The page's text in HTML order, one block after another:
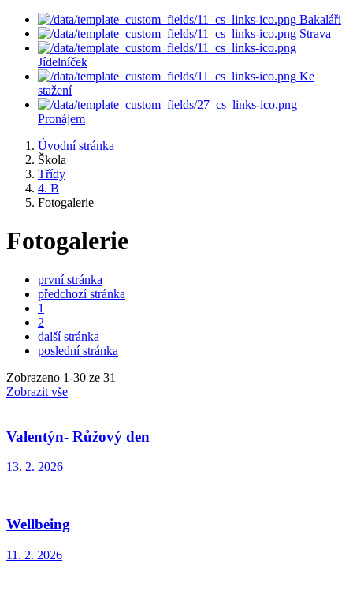
Bakaláři
Strava
Jídelníček
Ke
stažení
Pronájem
Úvodní stránka
Škola
Třídy
4. B
Fotogalerie
Fotogalerie
první stránka
předchozí stránka
1
2
další stránka
poslední stránka
Zobrazeno 1-30 ze 31
Zobrazit vše
Valentýn- Růžový den
13. 2. 2026
Wellbeing
11. 2. 2026